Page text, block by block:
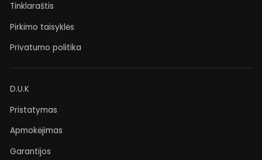
Tinklaraštis
Pirkimo taisyklės
Privatumo politika
D.U.K
Pristatymas
Apmokėjimas
Garantijos